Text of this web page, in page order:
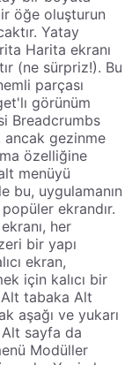
öğe oluşturun
Yatay
Harita ekranı
(ne sürpriz!). Bu
parçası
görünüm
Breadcrumbs
ancak gezinme
özelliğine
menüyü
bu, uygulamanın
ekrandır.
her
bir yapı
ekran,
için kalıcı bir
Alt tabaka Alt
aşağı ve yukarı
sayfa da
Modüller